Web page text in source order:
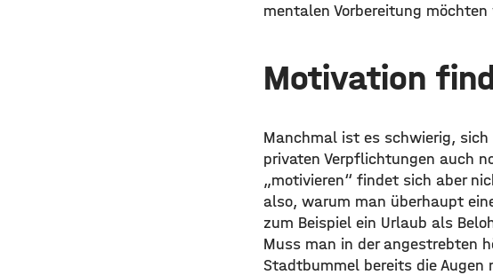
mentalen Vorbereitung
Motivation
Manchmal ist es schwierig,
privaten Verpflichtungen auch
„motivieren“ findet sich aber
also, warum man überhaupt
zum Beispiel ein Urlaub als
Muss man in der angestrebten
Stadtbummel bereits die